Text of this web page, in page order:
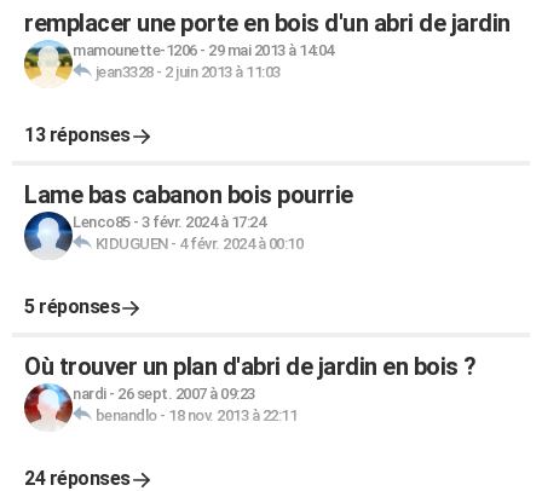
remplacer une porte en bois d'un abri de jardin
mamounette-1206- 29 mai 2013 à 14:04
jean3328- 2 juin 2013 à 11:03
13 réponses
Lame bas cabanon bois pourrie
Lenco85- 3 févr. 2024 à 17:24
KIDUGUEN- 4 févr. 2024 à 00:10
5 réponses
Où trouver un plan d'abri de jardin en bois ?
nardi- 26 sept. 2007 à 09:23
benandlo- 18 nov. 2013 à 22:11
24 réponses